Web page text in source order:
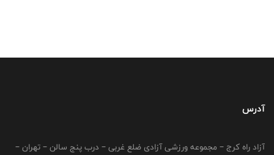
آدرس
آزاد راه کرج – مجموعه ورزشی آزادی ضلع غربی – درب پنج سالن – تهران –